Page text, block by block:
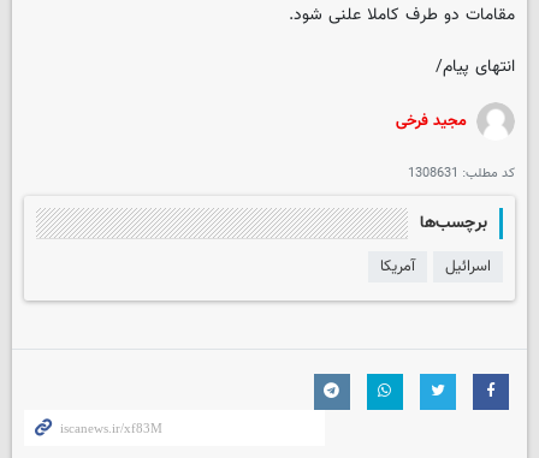
مقامات دو طرف کاملا علنی شود.
انتهای پیام/
مجید فرخی
کد مطلب: 1308631
برچسب‌ها
اسرائیل آمریکا